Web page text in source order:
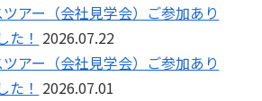
アー（会社見学会）ご参加あり
た！ 2026.07.22
アー（会社見学会）ご参加あり
た！ 2026.07.01